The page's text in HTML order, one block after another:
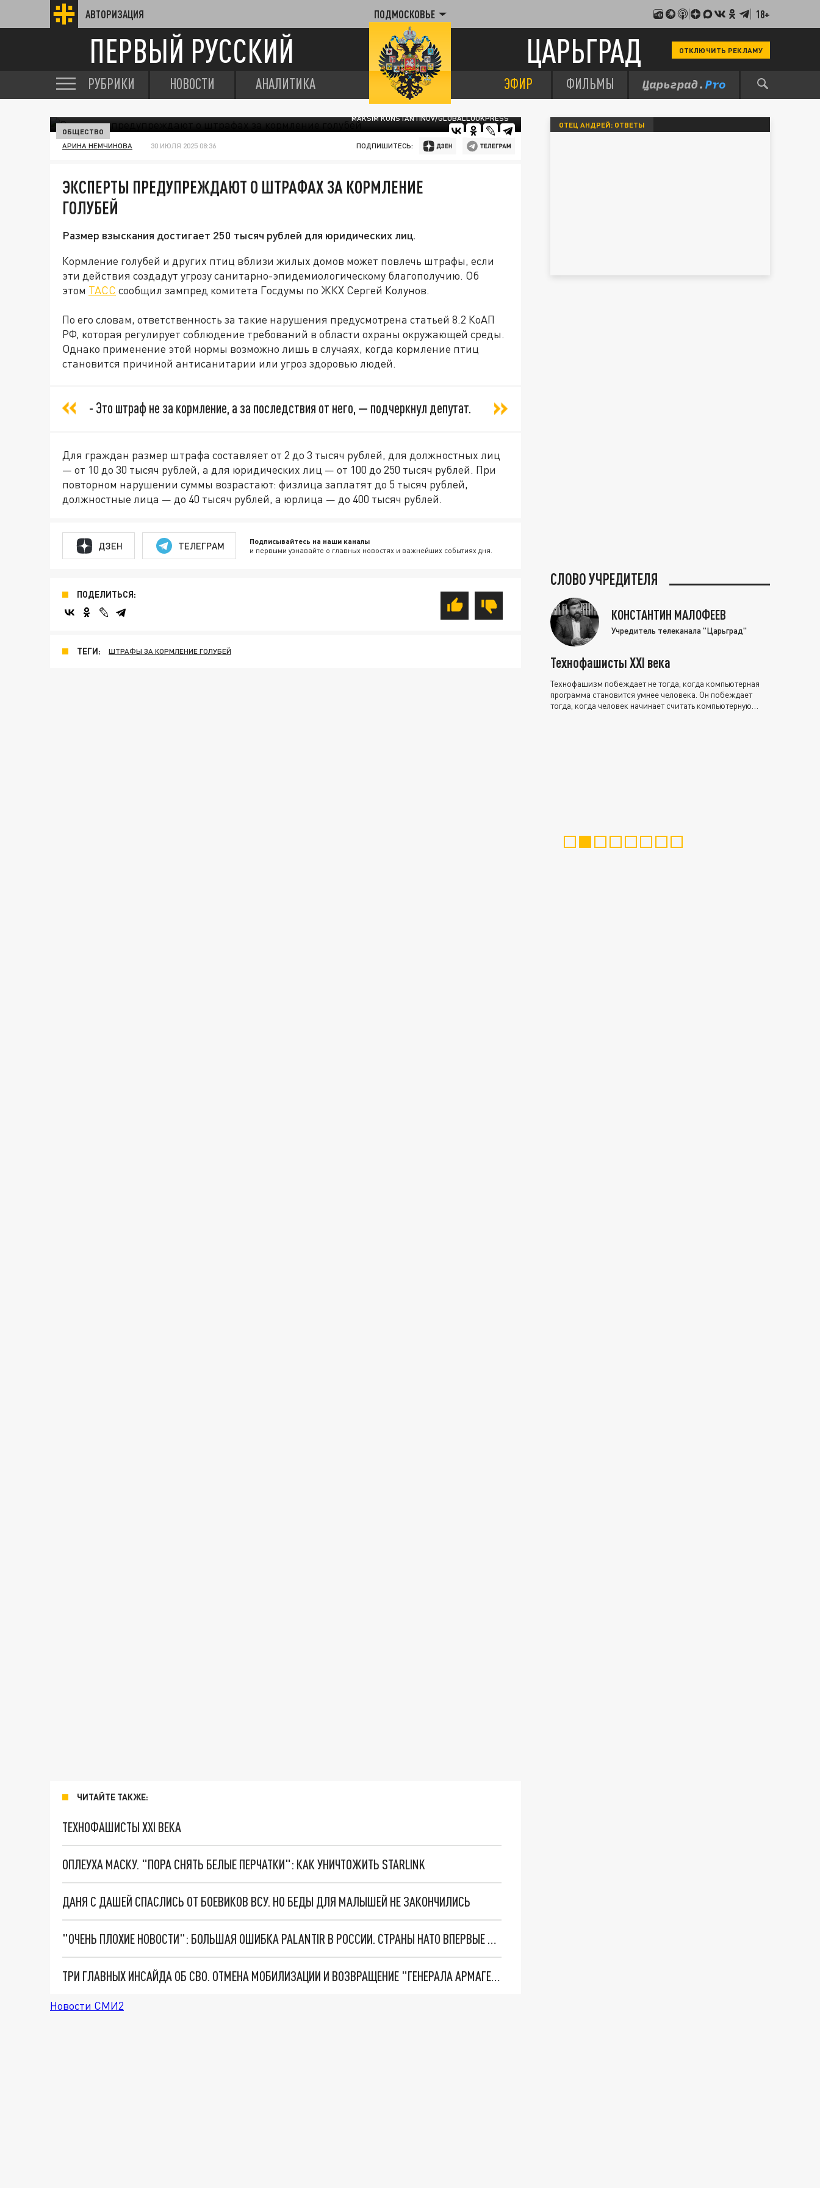
АВТОРИЗАЦИЯ ПОДМОСКОВЬЕ 18+
ПЕРВЫЙ РУССКИЙ ЦАРЬГРАД ОТКЛЮЧИТЬ РЕКЛАМУ
РУБРИКИ НОВОСТИ АНАЛИТИКА ЭФИР ФИЛЬМЫ
MAKSIM KONSTANTINOV/GLOBALLOOKPRESS
ОБЩЕСТВО
АРИНА НЕМЧИНОВА 30 ИЮЛЯ 2025 08:36 ПОДПИШИТЕСЬ:
ЭКСПЕРТЫ ПРЕДУПРЕЖДАЮТ О ШТРАФАХ ЗА КОРМЛЕНИЕ
ГОЛУБЕЙ
Размер взыскания достигает 250 тысяч рублей для юридических лиц.
Кормление голубей и других птиц вблизи жилых домов может повлечь штрафы, если
эти действия создадут угрозу санитарно-эпидемиологическому благополучию. Об
этом ТАСС сообщил зампред комитета Госдумы по ЖКХ Сергей Колунов.
По его словам, ответственность за такие нарушения предусмотрена статьей 8.2 КоАП
РФ, которая регулирует соблюдение требований в области охраны окружающей среды.
Однако применение этой нормы возможно лишь в случаях, когда кормление птиц
становится причиной антисанитарии или угроз здоровью людей.
- Это штраф не за кормление, а за последствия от него, — подчеркнул депутат.
Для граждан размер штрафа составляет от 2 до 3 тысяч рублей, для должностных лиц
— от 10 до 30 тысяч рублей, а для юридических лиц — от 100 до 250 тысяч рублей. При
повторном нарушении суммы возрастают: физлица заплатят до 5 тысяч рублей,
должностные лица — до 40 тысяч рублей, а юрлица — до 400 тысяч рублей.
ДЗЕН ТЕЛЕГРАМ Подписывайтесь на наши каналы
и первыми узнавайте о главных новостях и важнейших событиях дня.
ПОДЕЛИТЬСЯ:
ТЕГИ: ШТРАФЫ ЗА КОРМЛЕНИЕ ГОЛУБЕЙ
ЧИТАЙТЕ ТАКЖЕ:
ТЕХНОФАШИСТЫ XXI ВЕКА
ОПЛЕУХА МАСКУ. "ПОРА СНЯТЬ БЕЛЫЕ ПЕРЧАТКИ": КАК УНИЧТОЖИТЬ STARLINK
ДАНЯ С ДАШЕЙ СПАСЛИСЬ ОТ БОЕВИКОВ ВСУ. НО БЕДЫ ДЛЯ МАЛЫШЕЙ НЕ ЗАКОНЧИЛИСЬ
"ОЧЕНЬ ПЛОХИЕ НОВОСТИ": БОЛЬШАЯ ОШИБКА PALANTIR В РОССИИ. СТРАНЫ НАТО ВПЕРВЫЕ ЗА СВО ОСТАНОВИЛИ ПОСТАВКИ ОРУЖИЯ. ВСУ ТЕРЯЮТ ПРИГРАНИЧЬЕ?
ТРИ ГЛАВНЫХ ИНСАЙДА ОБ СВО. ОТМЕНА МОБИЛИЗАЦИИ И ВОЗВРАЩЕНИЕ "ГЕНЕРАЛА АРМАГЕДДОНА"? ОТЛИЧНЫЕ НОВОСТИ, КОТОРЫЕ ЖДАЛИ ВСЕ
Новости СМИ2
ОТЕЦ АНДРЕЙ: ОТВЕТЫ
СЛОВО УЧРЕДИТЕЛЯ
КОНСТАНТИН МАЛОФЕЕВ
Учредитель телеканала "Царьград"
Технофашисты XXI века
Технофашизм побеждает не тогда, когда компьютерная
программа становится умнее человека. Он побеждает
тогда, когда человек начинает считать компьютерную